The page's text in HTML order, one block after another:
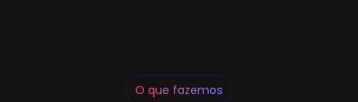
O que fazemos